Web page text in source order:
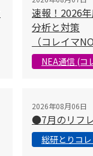
速報！2026
分析と対策
（コレイマ
NEA通信 (コ
2026年08月06日
●7月のリフ
総研とりコレ